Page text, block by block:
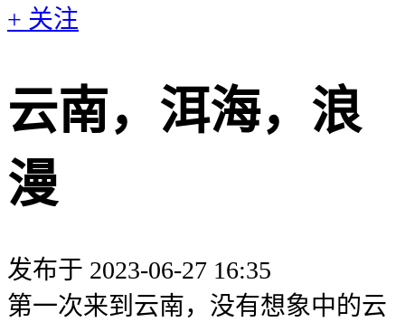
+ 关注
云南，洱海，浪
漫
发布于 2023-06-27 16:35
第一次来到云南，没有想象中的云